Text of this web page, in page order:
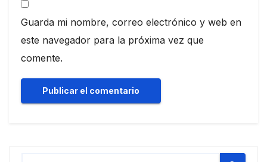
Guarda mi nombre, correo electrónico y web en
este navegador para la próxima vez que
comente.